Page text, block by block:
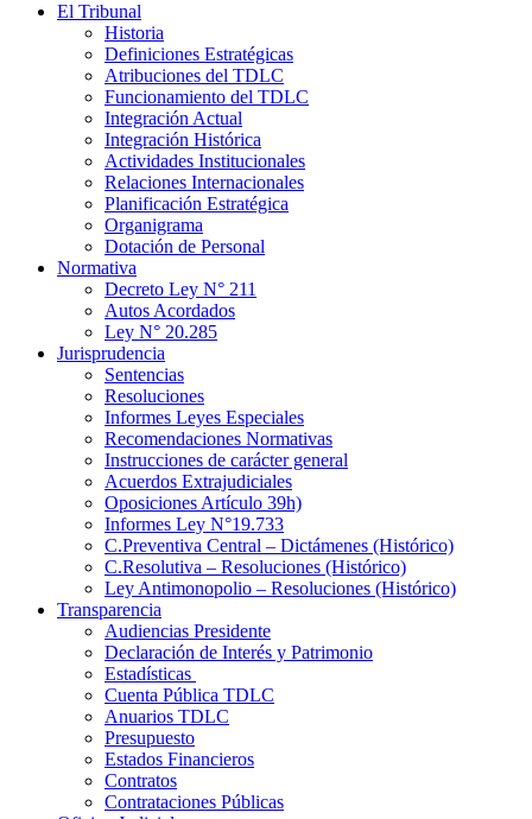
El Tribunal
Historia
Definiciones Estratégicas
Atribuciones del TDLC
Funcionamiento del TDLC
Integración Actual
Integración Histórica
Actividades Institucionales
Relaciones Internacionales
Planificación Estratégica
Organigrama
Dotación de Personal
Normativa
Decreto Ley N° 211
Autos Acordados
Ley N° 20.285
Jurisprudencia
Sentencias
Resoluciones
Informes Leyes Especiales
Recomendaciones Normativas
Instrucciones de carácter general
Acuerdos Extrajudiciales
Oposiciones Artículo 39h)
Informes Ley N°19.733
C.Preventiva Central – Dictámenes (Histórico)
C.Resolutiva – Resoluciones (Histórico)
Ley Antimonopolio – Resoluciones (Histórico)
Transparencia
Audiencias Presidente
Declaración de Interés y Patrimonio
Estadísticas
Cuenta Pública TDLC
Anuarios TDLC
Presupuesto
Estados Financieros
Contratos
Contrataciones Públicas